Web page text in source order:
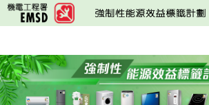
跳
至
要
內
容